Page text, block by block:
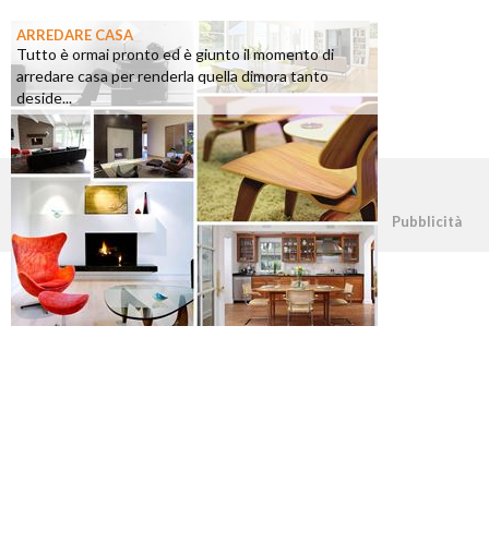
ARREDARE CASA
Tutto è ormai pronto ed è giunto il momento di
arredare casa per renderla quella dimora tanto
deside...
©2026 - casapratica.org - p.iva 03338800984 Pubblicità